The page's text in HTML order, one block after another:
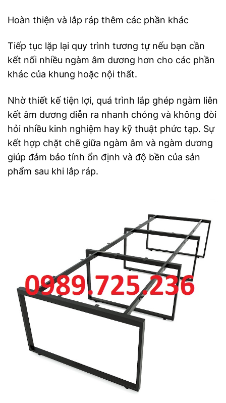
Hoàn thiện và lắp ráp thêm các phần khác
Tiếp tục lặp lại quy trình tương tự nếu bạn cần
kết nối nhiều ngàm âm dương hơn cho các phần
khác của khung hoặc nội thất.
Nhờ thiết kế tiện lợi, quá trình lắp ghép ngàm liên
kết âm dương diễn ra nhanh chóng và không đòi
hỏi nhiều kinh nghiệm hay kỹ thuật phức tạp. Sự
kết hợp chặt chẽ giữa ngàm âm và ngàm dương
giúp đảm bảo tính ổn định và độ bền của sản
phẩm sau khi lắp ráp.